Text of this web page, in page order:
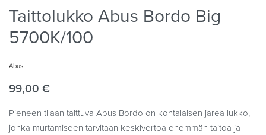
Taittolukko Abus Bordo Big
5700K/100
Abus
99,00 €
Pieneen tilaan taittuva Abus Bordo on kohtalaisen järeä lukko,
jonka murtamiseen tarvitaan keskivertoa enemmän taitoa ja